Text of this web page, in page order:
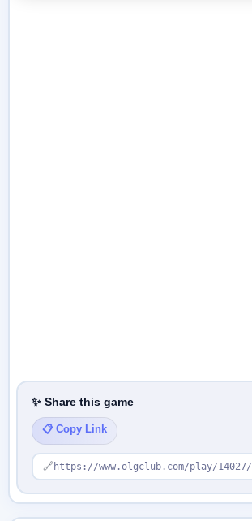
✨ Share this game
📋 Copy Link
🔗 https://www.olgclub.com/play/14027/